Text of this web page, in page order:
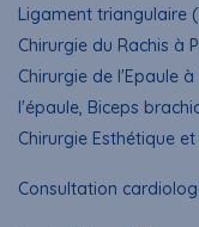
Ligament triangulaire
Chirurgie du Rachis à
Chirurgie de l'Epaule à
l'épaule, Biceps
Chirurgie Esthétique
Consultation